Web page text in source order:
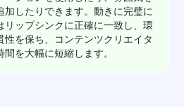
したりできます。動きに完璧に
リップシンクに正確に一致し、環
を保ち、コンテンツクリエイタ
を大幅に短縮します。